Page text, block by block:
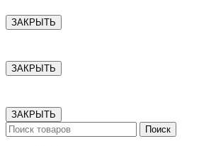
ЗАКРЫТЬ
ЗАКРЫТЬ
ЗАКРЫТЬ
Поиск